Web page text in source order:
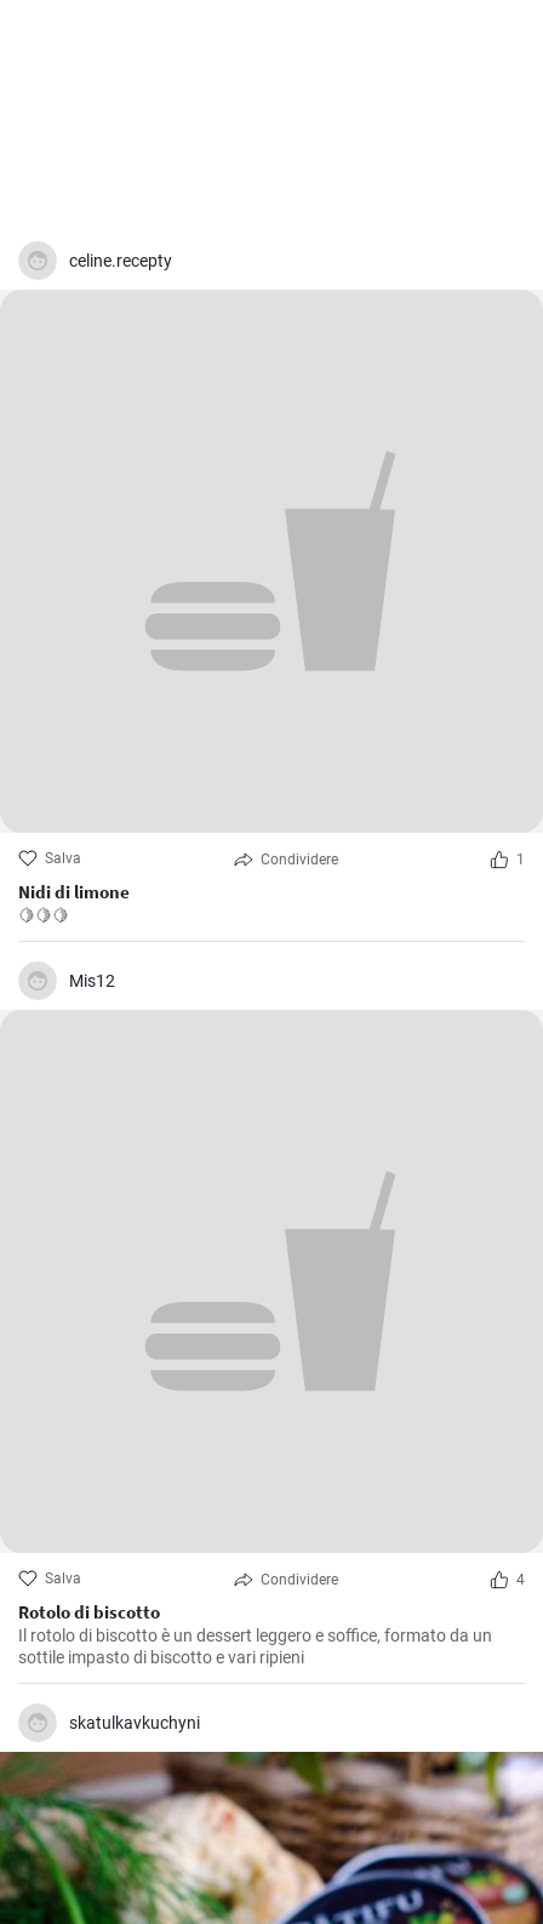
celine.recepty
Salva Condividere 1
Nidi di limone
🍋🍋🍋
Mis12
Salva Condividere 4
Rotolo di biscotto
Il rotolo di biscotto è un dessert leggero e soffice, formato da un
sottile impasto di biscotto e vari ripieni
skatulkavkuchyni